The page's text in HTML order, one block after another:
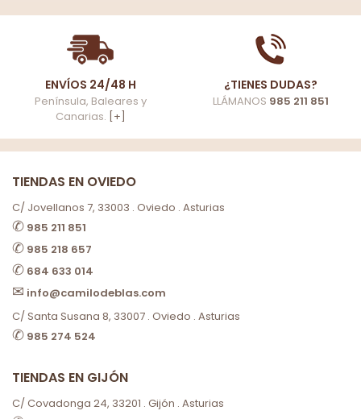
ENVÍOS 24/48 H
Península, Baleares y
Canarias. [+]
¿TIENES DUDAS?
LLÁMANOS 985 211 851
TIENDAS EN OVIEDO
C/ Jovellanos 7, 33003 . Oviedo . Asturias
✆ 985 211 851
✆ 985 218 657
✆ 684 633 014
✉ info@camilodeblas.com
C/ Santa Susana 8, 33007 . Oviedo . Asturias
✆ 985 274 524
TIENDAS EN GIJÓN
C/ Covadonga 24, 33201 . Gijón . Asturias